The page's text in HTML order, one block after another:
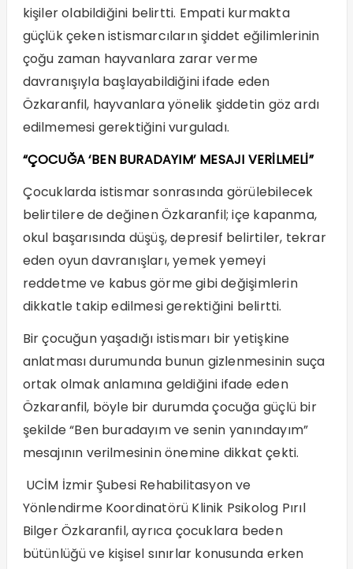
kişiler olabildiğini belirtti. Empati kurmakta
güçlük çeken istismarcıların şiddet eğilimlerinin
çoğu zaman hayvanlara zarar verme
davranışıyla başlayabildiğini ifade eden
Özkaranfil, hayvanlara yönelik şiddetin göz ardı
edilmemesi gerektiğini vurguladı.
“ÇOCUĞA ‘BEN BURADAYIM’ MESAJI VERİLMELİ”
Çocuklarda istismar sonrasında görülebilecek
belirtilere de değinen Özkaranfil; içe kapanma,
okul başarısında düşüş, depresif belirtiler, tekrar
eden oyun davranışları, yemek yemeyi
reddetme ve kabus görme gibi değişimlerin
dikkatle takip edilmesi gerektiğini belirtti.
Bir çocuğun yaşadığı istismarı bir yetişkine
anlatması durumunda bunun gizlenmesinin suça
ortak olmak anlamına geldiğini ifade eden
Özkaranfil, böyle bir durumda çocuğa güçlü bir
şekilde “Ben buradayım ve senin yanındayım”
mesajının verilmesinin önemine dikkat çekti.
UCİM İzmir Şubesi Rehabilitasyon ve
Yönlendirme Koordinatörü Klinik Psikolog Pırıl
Bilger Özkaranfil, ayrıca çocuklara beden
bütünlüğü ve kişisel sınırlar konusunda erken